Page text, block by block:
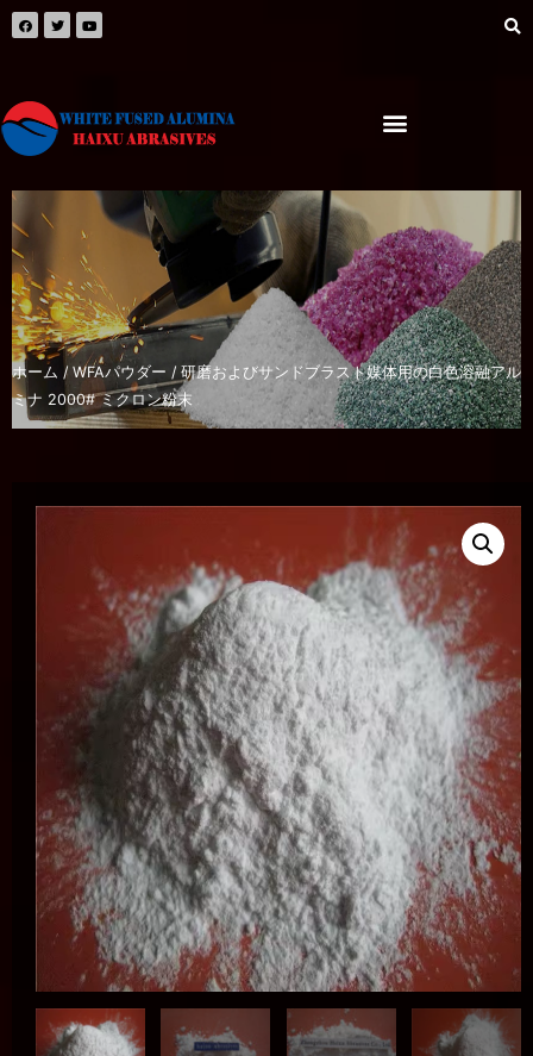
ホーム / WFAパウダー / 研磨およびサンドブラスト媒体用の白色溶融アル
ミナ 2000# ミクロン粉末